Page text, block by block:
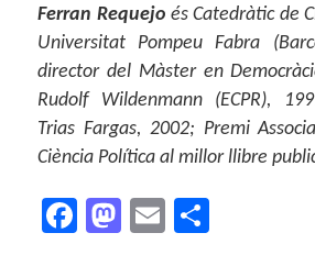
Ferran Requejo és Catedràtic de
Universitat Pompeu Fabra
director del Màster en
Rudolf Wildenmann (ECPR),
Trias Fargas, 2002; Premi
Ciència Política al millor llibre
F M E